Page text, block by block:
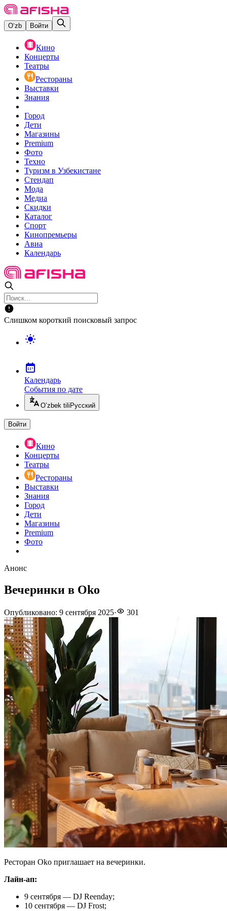
O‘zb Войти
Кино
Концерты
Театры
Рестораны
Выставки
Знания
Город
Дети
Магазины
Premium
Фото
Техно
Туризм в Узбекистане
Стендап
Мода
Медиа
Скидки
Каталог
Спорт
Кинопремьеры
Авиа
Календарь
Слишком короткий поисковый запрос
Календарь
События по дате
O’zbek tili Русский
Войти
Кино
Концерты
Театры
Рестораны
Выставки
Знания
Город
Дети
Магазины
Premium
Фото
Анонс
Вечеринки в Oko
Опубликовано: 9 сентября 2025· 301
Ресторан Oko приглашает на вечеринки.
Лайн-ап:
9 сентября — DJ Reenday;
10 сентября — DJ Frost;